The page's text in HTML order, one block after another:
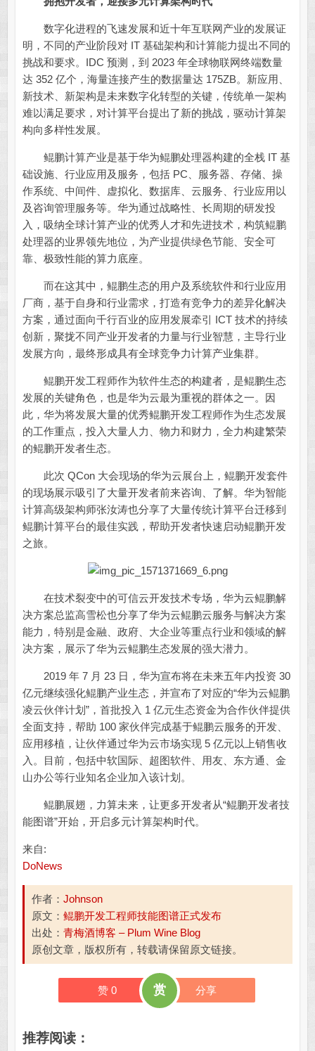
数字化进程的飞速发展和近十年互联网产业的发展证
明，不同的产业阶段对 IT 基础架构和计算能力提出不同的
挑战和要求。IDC 预测，到 2023 年全球物联网终端数量
达 352 亿个，海量连接产生的数据量达 175ZB。新应用、
新技术、新架构是未来数字化转型的关键，传统单一架构
难以满足要求，对计算平台提出了新的挑战，驱动计算架
构向多样性发展。
鲲鹏计算产业是基于华为鲲鹏处理器构建的全栈 IT 基
础设施、行业应用及服务，包括 PC、服务器、存储、操
作系统、中间件、虚拟化、数据库、云服务、行业应用以
及咨询管理服务等。华为通过战略性、长周期的研发投
入，吸纳全球计算产业的优秀人才和先进技术，构筑鲲鹏
处理器的业界领先地位，为产业提供绿色节能、安全可
靠、极致性能的算力底座。
而在这其中，鲲鹏生态的用户及系统软件和行业应用
厂商，基于自身和行业需求，打造有竞争力的差异化解决
方案，通过面向千行百业的应用发展牵引 ICT 技术的持续
创新，聚拢不同产业开发者的力量与行业智慧，主导行业
发展方向，最终形成具有全球竞争力计算产业集群。
鲲鹏开发工程师作为软件生态的构建者，是鲲鹏生态
发展的关键角色，也是华为云最为重视的群体之一。因
此，华为将发展大量的优秀鲲鹏开发工程师作为生态发展
的工作重点，投入大量人力、物力和财力，全力构建繁荣
的鲲鹏开发者生态。
此次 QCon 大会现场的华为云展台上，鲲鹏开发套件
的现场展示吸引了大量开发者前来咨询、了解。华为智能
计算高级架构师张汝涛也分享了大量传统计算平台迁移到
鲲鹏计算平台的最佳实践，帮助开发者快速启动鲲鹏开发
之旅。
在技术裂变中的可信云开发技术专场，华为云鲲鹏解
决方案总监高雪松也分享了华为云鲲鹏云服务与解决方案
能力，特别是金融、政府、大企业等重点行业和领域的解
决方案，展示了华为云鲲鹏生态发展的强大潜力。
2019 年 7 月 23 日，华为宣布将在未来五年内投资 30
亿元继续强化鲲鹏产业生态，并宣布了对应的“华为云鲲鹏
凌云伙伴计划”，首批投入 1 亿元生态资金为合作伙伴提供
全面支持，帮助 100 家伙伴完成基于鲲鹏云服务的开发、
应用移植，让伙伴通过华为云市场实现 5 亿元以上销售收
入。目前，包括中软国际、超图软件、用友、东方通、金
山办公等行业知名企业加入该计划。
鲲鹏展翅，力算未来，让更多开发者从“鲲鹏开发者技
能图谱”开始，开启多元计算架构时代。
来自:
DoNews
作者： Johnson
原文： 鲲鹏开发工程师技能图谱正式发布
出处： 青梅酒博客 – Plum Wine Blog
原创文章，版权所有，转载请保留原文链接。
赞 0 赏 分享
推荐阅读：